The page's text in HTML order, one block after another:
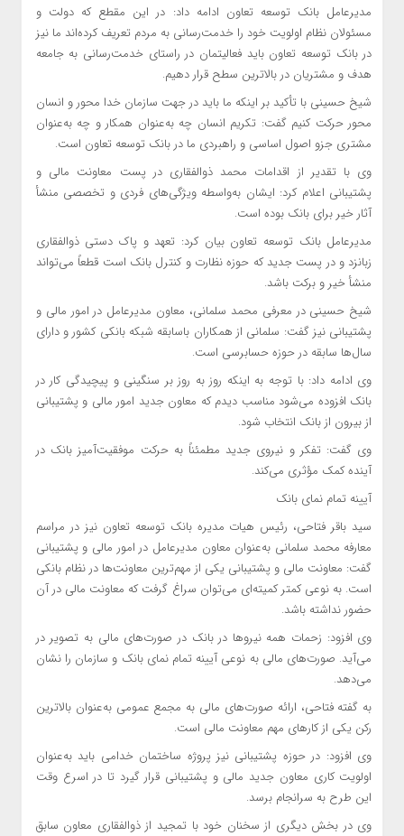
مدیرعامل بانک توسعه تعاون ادامه داد: در این مقطع که دولت و
مسئولان نظام اولویت خود را خدمت‌رسانی به مردم تعریف کرده‌اند ما نیز
در بانک توسعه تعاون باید فعالیتمان در راستای خدمت‌رسانی به جامعه
هدف و مشتریان در بالاترین سطح قرار دهیم.
شیخ حسینی با تأکید بر اینکه ما باید در جهت سازمان خدا محور و انسان
محور حرکت کنیم گفت: تکریم انسان چه به‌عنوان همکار و چه به‌عنوان
مشتری جزو اصول اساسی و راهبردی ما در بانک توسعه تعاون است.
وی با تقدیر از اقدامات محمد ذوالفقاری در پست معاونت مالی و
پشتیبانی اعلام کرد: ایشان به‌واسطه ویژگی‌های فردی و تخصصی منشأ
آثار خیر برای بانک بوده است.
مدیرعامل بانک توسعه تعاون بیان کرد: تعهد و پاک دستی ذوالفقاری
زبانزد و در پست جدید که حوزه نظارت و کنترل بانک است قطعاً می‌تواند
منشأ خیر و برکت باشد.
شیخ حسینی در معرفی محمد سلمانی، معاون مدیرعامل در امور مالی و
پشتیبانی نیز گفت: سلمانی از همکاران باسابقه شبکه بانکی کشور و دارای
سال‌ها سابقه در حوزه حسابرسی است.
وی ادامه داد: با توجه به اینکه روز به روز بر سنگینی و پیچیدگی کار در
بانک افزوده می‌شود مناسب دیدم که معاون جدید امور مالی و پشتیبانی
از بیرون از بانک انتخاب شود.
وی گفت: تفکر و نیروی جدید مطمئناً به حرکت موفقیت‌آمیز بانک در
آینده کمک مؤثری می‌کند.
آیینه تمام نمای بانک
سید باقر فتاحی، رئیس هیات مدیره بانک توسعه تعاون نیز در مراسم
معارفه محمد سلمانی به‌عنوان معاون مدیرعامل در امور مالی و پشتیبانی
گفت: معاونت مالی و پشتیبانی یکی از مهم‌ترین معاونت‌ها در نظام بانکی
است. به نوعی کمتر کمیته‌ای می‌توان سراغ گرفت که معاونت مالی در آن
حضور نداشته باشد.
وی افزود: زحمات همه نیروها در بانک در صورت‌های مالی به تصویر در
می‌آید. صورت‌های مالی به نوعی آیینه تمام نمای بانک و سازمان را نشان
می‌دهد.
به گفته فتاحی، ارائه صورت‌های مالی به مجمع عمومی به‌عنوان بالاترین
رکن یکی از کارهای مهم معاونت مالی است.
وی افزود: در حوزه پشتیبانی نیز پروژه ساختمان خدامی باید به‌عنوان
اولویت کاری معاون جدید مالی و پشتیبانی قرار گیرد تا در اسرع وقت
این طرح به سرانجام برسد.
وی در بخش دیگری از سخنان خود با تمجید از ذوالفقاری معاون سابق